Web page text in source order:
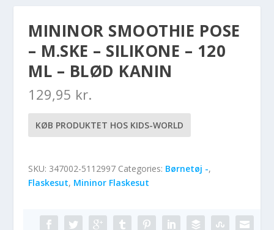
MININOR SMOOTHIE POSE
– M.SKE – SILIKONE – 120
ML – BLØD KANIN
129,95 kr.
KØB PRODUKTET HOS KIDS-WORLD
SKU: 347002-5112997 Categories: Børnetøj -,
Flaskesut, Mininor Flaskesut